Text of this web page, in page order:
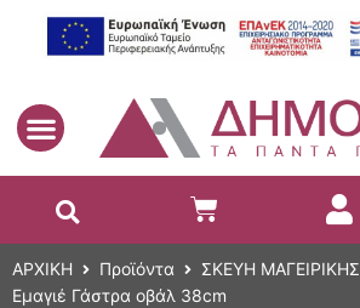
ΑΡΧΙΚΗ Προϊόντα ΣΚΕΥΗ ΜΑΓΕΙΡΙΚΗΣ
Εμαγιέ Γάστρα οβάλ 38cm